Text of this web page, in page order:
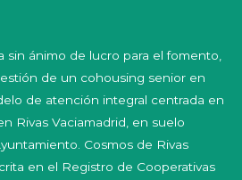
sin ánimo de lucro para el fomento,
de un cohousing senior en
de atención integral centrada en
Rivas Vaciamadrid, en suelo
Cosmos de Rivas
en el Registro de Cooperativas